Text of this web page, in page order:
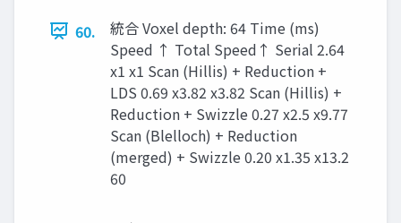
60.
統合 Voxel depth: 64 Time (ms)
Speed ↑ Total Speed↑ Serial 2.64
x1 x1 Scan (Hillis) + Reduction +
LDS 0.69 x3.82 x3.82 Scan (Hillis) +
Reduction + Swizzle 0.27 x2.5 x9.77
Scan (Blelloch) + Reduction
(merged) + Swizzle 0.20 x1.35 x13.2
60